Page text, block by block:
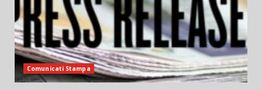
Comunicati Stampa